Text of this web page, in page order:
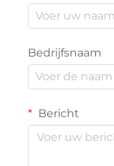
Bedrijfsnaam
Bericht